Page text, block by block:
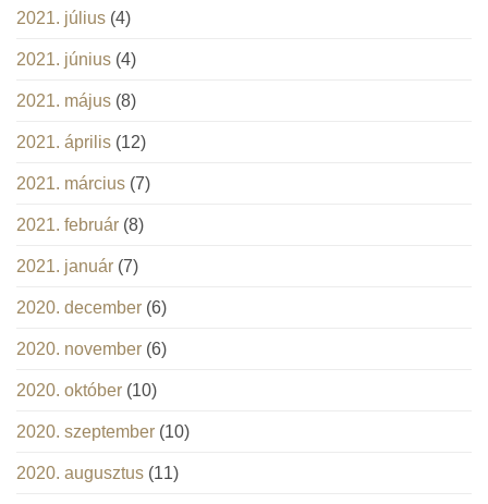
2021. július (4)
2021. június (4)
2021. május (8)
2021. április (12)
2021. március (7)
2021. február (8)
2021. január (7)
2020. december (6)
2020. november (6)
2020. október (10)
2020. szeptember (10)
2020. augusztus (11)